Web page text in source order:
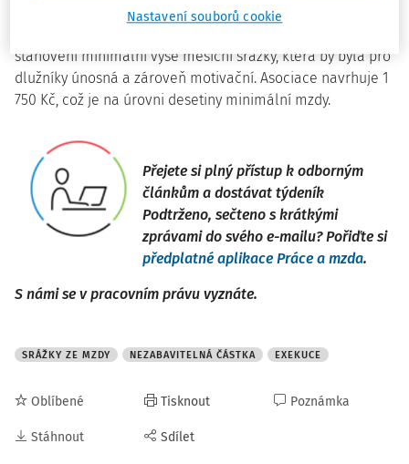
mzdy. Vhodným řešením by podle ní mohlo být stanovení
stanovení minimální výše měsíční srážky, která by byla pro
dlužníky únosná a zároveň motivační. Asociace navrhuje 1
750 Kč, což je na úrovni desetiny minimální mzdy.
Přejete si plný přístup k odborným
článkům a dostávat týdeník
Podtrženo, sečteno s krátkými
zprávami do svého e-mailu? Pořiďte si
předplatné aplikace Práce a mzda.
S námi se v pracovním právu vyznáte.
SRÁŽKY ZE MZDY NEZABAVITELNÁ ČÁSTKA EXEKUCE
Oblíbené
Stáhnout
Tisknout
Sdílet
Poznámka
Nastavení souborů cookie